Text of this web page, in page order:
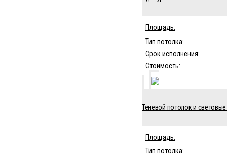
Площадь:
Тип потолка:
Срок исполнения:
Стоимость:
Теневой потолок и
Площадь:
Тип потолка: